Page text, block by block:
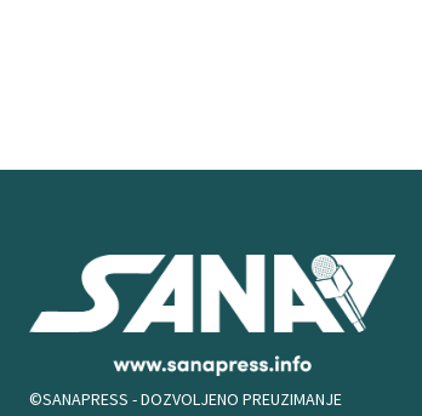
©SANAPRESS - DOZVOLJENO PREUZIMANJE